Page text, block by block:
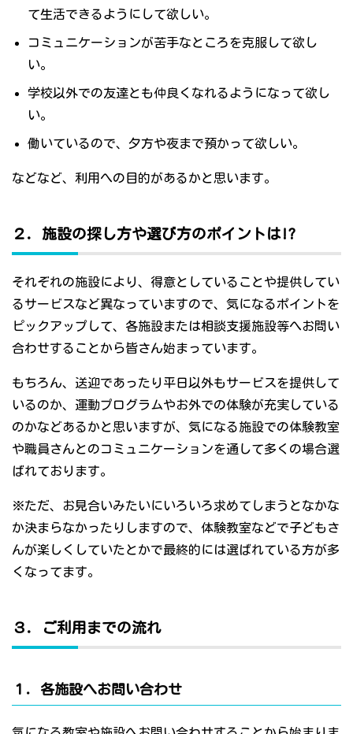
て生活できるようにして欲しい。
コミュニケーションが苦手なところを克服して欲し
い。
学校以外での友達とも仲良くなれるようになって欲し
い。
働いているので、夕方や夜まで預かって欲しい。
などなど、利用への目的があるかと思います。
２．施設の探し方や選び方のポイントは!?
それぞれの施設により、得意としていることや提供してい
るサービスなど異なっていますので、気になるポイントを
ピックアップして、各施設または相談支援施設等へお問い
合わせすることから皆さん始まっています。
もちろん、送迎であったり平日以外もサービスを提供して
いるのか、運動プログラムやお外での体験が充実している
のかなどあるかと思いますが、気になる施設での体験教室
や職員さんとのコミュニケーションを通して多くの場合選
ばれております。
※ただ、お見合いみたいにいろいろ求めてしまうとなかな
か決まらなかったりしますので、体験教室などで子どもさ
んが楽しくしていたとかで最終的には選ばれている方が多
くなってます。
３．ご利用までの流れ
１．各施設へお問い合わせ